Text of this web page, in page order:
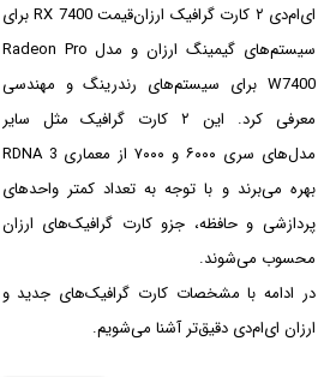
ای‌ام‌دی ۲ کارت گرافیک ارزان‌قیمت RX 7400 برای
سیستم‌های گیمینگ ارزان و مدل Radeon Pro
W7400 برای سیستم‌های رندرینگ و مهندسی
معرفی کرد. این ۲ کارت گرافیک مثل سایر
مدل‌های سری ۶۰۰۰ و ۷۰۰۰ از معماری RDNA 3
بهره می‌برند و با توجه به تعداد کمتر واحدهای
پردازشی و حافظه، جزو کارت گرافیک‌های ارزان
محسوب می‌شوند.
در ادامه با مشخصات کارت گرافیک‌های جدید و
ارزان ای‌ام‌دی دقیق‌تر آشنا می‌شویم.